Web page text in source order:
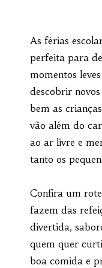
As férias
perfeita para
momentos
descobrir
bem as
vão além do
ao ar livre e
tanto os
Confira um
fazem das
divertida,
quem quer
boa comida e